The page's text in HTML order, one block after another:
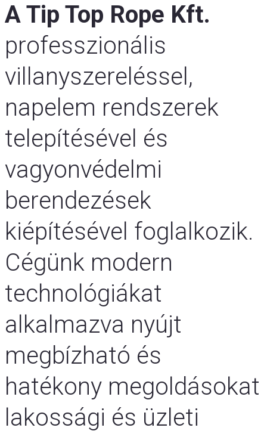
A Tip Top Rope Kft.
professzionális
villanyszereléssel,
napelem rendszerek
telepítésével és
vagyonvédelmi
berendezések
kiépítésével foglalkozik.
Cégünk modern
technológiákat
alkalmazva nyújt
megbízható és
hatékony megoldásokat
lakossági és üzleti